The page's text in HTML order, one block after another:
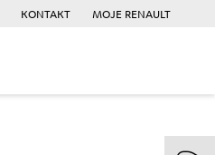
KONTAKT MOJE RENAULT